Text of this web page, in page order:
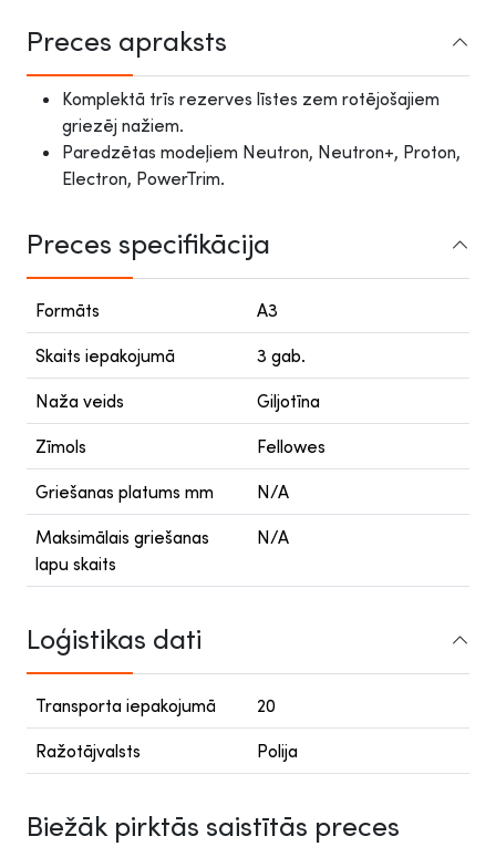
Preces apraksts
Komplektā trīs rezerves līstes zem rotējošajiem
griezēj nažiem.
Paredzētas modeļiem Neutron, Neutron+, Proton,
Electron, PowerTrim.
Preces specifikācija
Formāts A3
Skaits iepakojumā 3 gab.
Naža veids Giljotīna
Zīmols Fellowes
Griešanas platums mm N/A
Maksimālais griešanas
lapu skaits
N/A
Loģistikas dati
Transporta iepakojumā 20
Ražotājvalsts Polija
Biežāk pirktās saistītās preces